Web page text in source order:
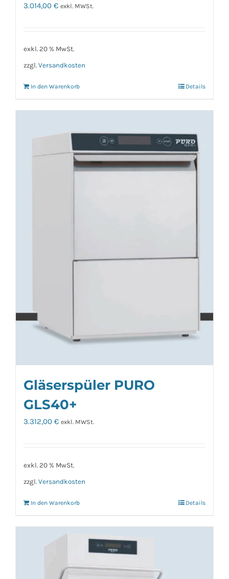
3.014,00 € exkl. MWSt.
exkl. 20 % MwSt.
zzgl. Versandkosten
In den Warenkorb Details
Gläserspüler PURO
GLS40+
3.312,00 € exkl. MWSt.
exkl. 20 % MwSt.
zzgl. Versandkosten
In den Warenkorb Details